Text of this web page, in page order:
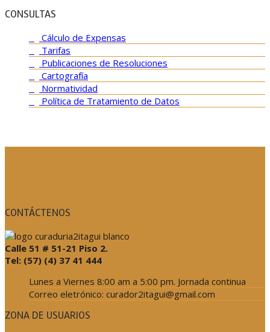
CONSULTAS
Cálculo de Expensas
Tarifas
Publicaciones de Resoluciones
Cartografía
Normatividad
Política de Tratamiento de Datos
CONTÁCTENOS
Calle 51 # 51-21 Piso 2.
Tel: (57) (4) 37 41 444
Lunes a Viernes 8:00 am a 5:00 pm. Jornada continua
Correo eletrónico: curador2itagui@gmail.com
ZONA DE USUARIOS